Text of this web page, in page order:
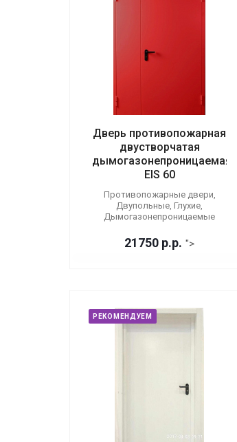
Дверь противопожарная
двустворчатая
дымогазонепроницаемая
EIS 60
Противопожарные двери,
Двупольные, Глухие,
Дымогазонепроницаемые
21750 р.р. ">
РЕКОМЕНДУЕМ